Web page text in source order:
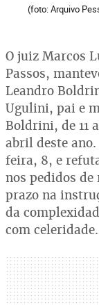
(foto: Arquivo
O juiz Marcos
Passos,
Leandro
Ugulini, pai e
Boldrini, de 11
abril deste
feira, 8, e
nos pedidos de
prazo na
da
com celeridade.